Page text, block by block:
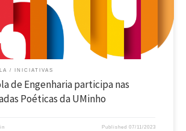
alunos das áreas de Letras e de Teatro, no âmbito do
da UMinho. Desta forma, no dia 6 […]
INICIATIVAS
de Engenharia participa nas
Poéticas da UMinho
Published 07/11/2023